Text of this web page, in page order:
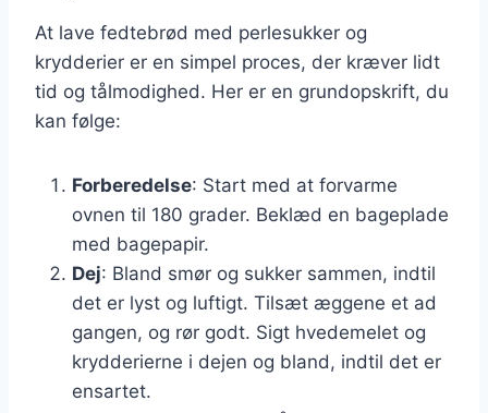
At lave fedtebrød med perlesukker og
krydderier er en simpel proces, der kræver lidt
tid og tålmodighed. Her er en grundopskrift, du
kan følge:
Forberedelse: Start med at forvarme
ovnen til 180 grader. Beklæd en bageplade
med bagepapir.
Dej: Bland smør og sukker sammen, indtil
det er lyst og luftigt. Tilsæt æggene et ad
gangen, og rør godt. Sigt hvedemelet og
krydderierne i dejen og bland, indtil det er
ensartet.